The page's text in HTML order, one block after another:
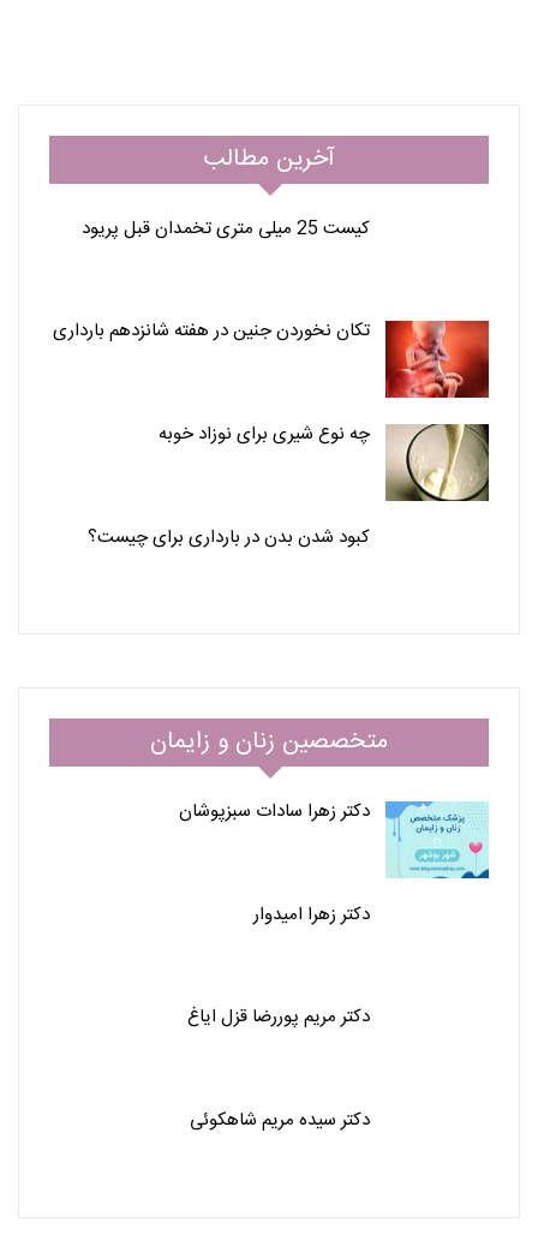
آخرین مطالب
کیست 25 میلی متری تخمدان قبل پریود
تکان نخوردن جنین در هفته شانزدهم بارداری
چه نوع شیری برای نوزاد خوبه
کبود شدن بدن در بارداری برای چیست؟
متخصصین زنان و زایمان
دکتر زهرا سادات سبزپوشان
دکتر زهرا امیدوار
دکتر مریم پوررضا قزل ایاغ
دکتر سیده مریم شاهکوئی